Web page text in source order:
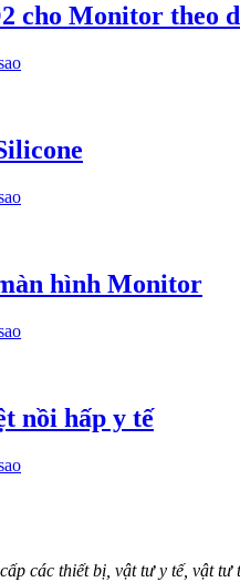
cho Monitor theo
hình Monitor
nồi hấp y tế
các thiết bị, vật tư y tế, vật